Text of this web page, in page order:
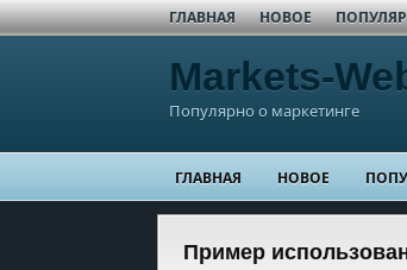
ГЛАВНАЯ НОВОЕ
Markets-
Популярно о маркетинге
ГЛАВНАЯ НОВОЕ
Пример